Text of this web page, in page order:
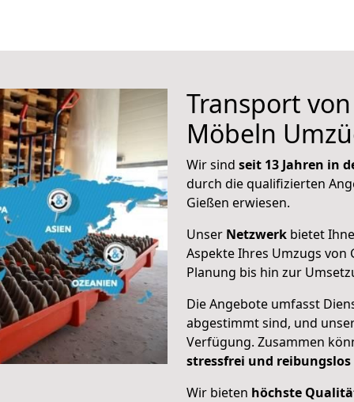
Transport
Möbeln
Wir sind seit 13 Jahren in
durch die qualifizierten
Gießen erwiesen.
Unser Netzwerk bietet
Aspekte Ihres Umzugs von
Planung bis hin zur
Die Angebote umfasst
abgestimmt sind, und
Verfügung. Zusammen
stressfrei und reibungslos
Wir bieten höchste